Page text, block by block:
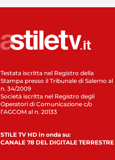
Testata iscritta nel Registro della
Stampa presso il Tribunale di Salerno al
n. 34/2009
Società iscritta nel Registro degli
Operatori di Comunicazione c/o
l’AGCOM al n. 20133
STILE TV HD in onda su:
CANALE 78 DEL DIGITALE TERRESTRE